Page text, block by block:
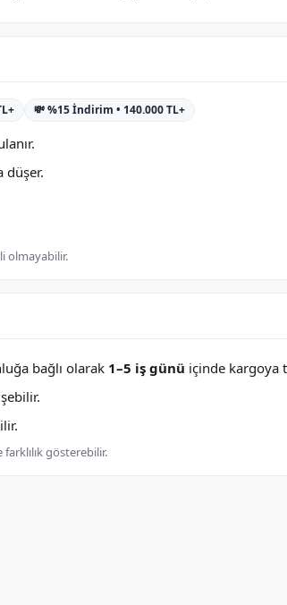
💸 %15 İndirim • 140.000 TL+
düşer.
olmayabilir.
bağlı olarak 1–5 iş günü içinde kargoya
gösterebilir.